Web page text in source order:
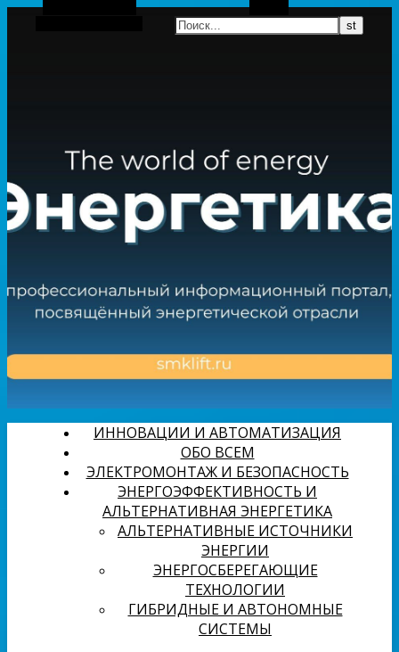
Боковая панель
ИННОВАЦИИ И АВТОМАТИЗАЦИЯ
ОБО ВСЕМ
ЭЛЕКТРОМОНТАЖ И БЕЗОПАСНОСТЬ
ЭНЕРГОЭФФЕКТИВНОСТЬ И
АЛЬТЕРНАТИВНАЯ ЭНЕРГЕТИКА
АЛЬТЕРНАТИВНЫЕ ИСТОЧНИКИ
ЭНЕРГИИ
ЭНЕРГОСБЕРЕГАЮЩИЕ
ТЕХНОЛОГИИ
ГИБРИДНЫЕ И АВТОНОМНЫЕ
СИСТЕМЫ